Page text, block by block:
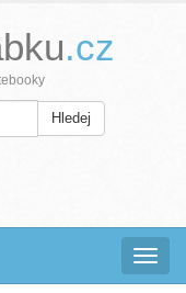
.cz
Hledej